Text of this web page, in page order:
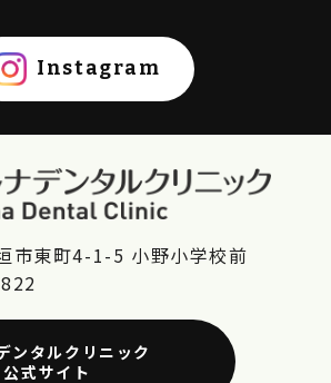
Instagram
市東町4-1-5 小野小学校前
ンタルクリニック
公式サイト